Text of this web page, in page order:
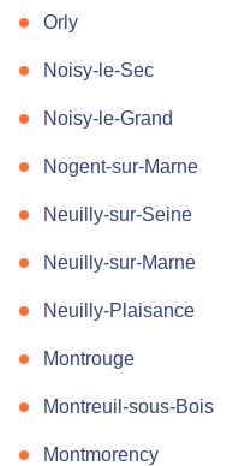
Orly
Noisy-le-Sec
Noisy-le-Grand
Nogent-sur-Marne
Neuilly-sur-Seine
Neuilly-sur-Marne
Neuilly-Plaisance
Montrouge
Montreuil-sous-Bois
Montmorency